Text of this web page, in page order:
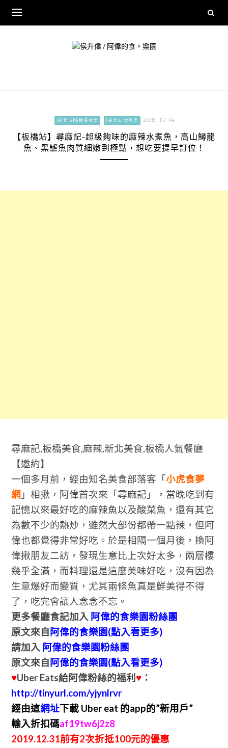
content
[新北市]板橋區美食 [新北市]食與樂 2019-10-14
【板橋站】尋麻記-超級夠味的麻辣水煮魚，高山鱘龍
魚、黑鱸魚肉質細嫩到極點，想吃要提早訂位！
尋麻記,板橋美食,麻辣,新北美食,板橋人氣餐廳
【邀約】
一個多月前，經由知名美食部落客「小虎食夢
網 」相揪，阿偉首次來「尋麻記」，當晚吃到有
記憶以來最好吃的麻辣魚以及酸菜魚，還有其它
為數不少的熱炒，雖然大部份都帶一點辣，但阿
偉也都覺得非常好吃。於是相隔一個月後，換阿
偉揪朋友二訪，發現生意比上次好太多，兩層樓
幾乎全滿，而料理還是這麼美味好吃，沒有因為
生意爆好而變質，尤其兩條魚真是鮮美得不得
了，吃完會讓人念念不忘。
更多餐廳食記加入 阿偉的食樂園粉絲團
原文來自 阿偉的食樂園(點入看更多)
請加入 阿偉的食樂園粉絲團
原文來自 阿偉的食樂園(點入看更多)
♥Uber Eats給阿偉粉絲的福利 ♥：
http://tinyurl.com/yjynlrvr
經由這網址下載 Uber eat 的app的”新用戶”
輸入折扣碼af19tw6j2z8
2019.12.31前有2次折抵100元的優惠